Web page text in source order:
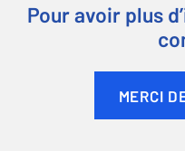
Pour avoir plus
MERCI